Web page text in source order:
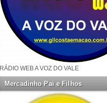
RÁDIO WEB A VOZ DO VALE
Mercadinho Pai e Filhos